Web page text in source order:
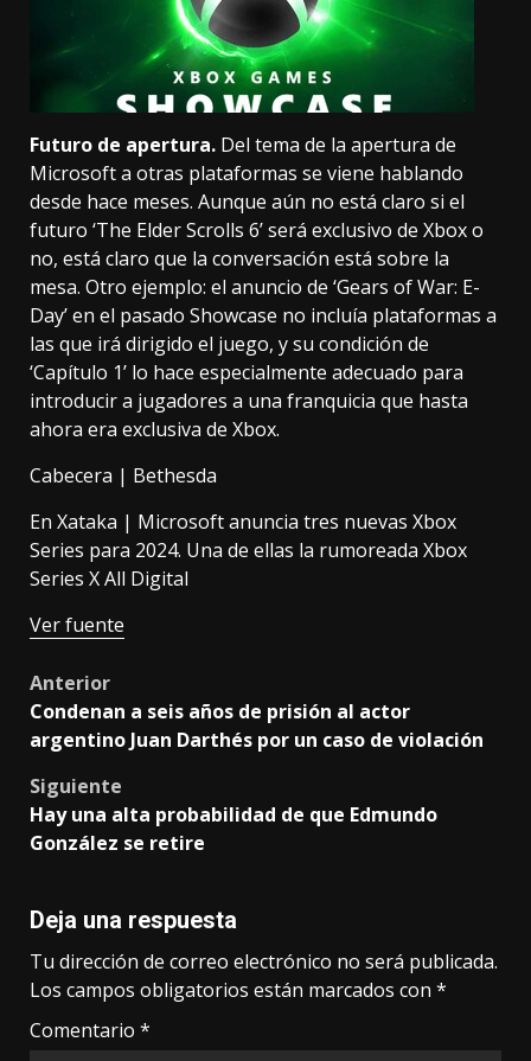
Futuro de apertura. Del tema de la apertura de
Microsoft a otras plataformas se viene hablando
desde hace meses. Aunque aún no está claro si el
futuro ‘The Elder Scrolls 6’ será exclusivo de Xbox o
no, está claro que la conversación está sobre la
mesa. Otro ejemplo: el anuncio de ‘Gears of War: E-
Day’ en el pasado Showcase no incluía plataformas a
las que irá dirigido el juego, y su condición de
‘Capítulo 1’ lo hace especialmente adecuado para
introducir a jugadores a una franquicia que hasta
ahora era exclusiva de Xbox.
Cabecera | Bethesda
En Xataka | Microsoft anuncia tres nuevas Xbox
Series para 2024. Una de ellas la rumoreada Xbox
Series X All Digital
Ver fuente
Post
navigation
Anterior
Condenan a seis años de prisión al actor
argentino Juan Darthés por un caso de violación
Siguiente
Hay una alta probabilidad de que Edmundo
González se retire
Deja una respuesta
Tu dirección de correo electrónico no será publicada.
Los campos obligatorios están marcados con *
Comentario *